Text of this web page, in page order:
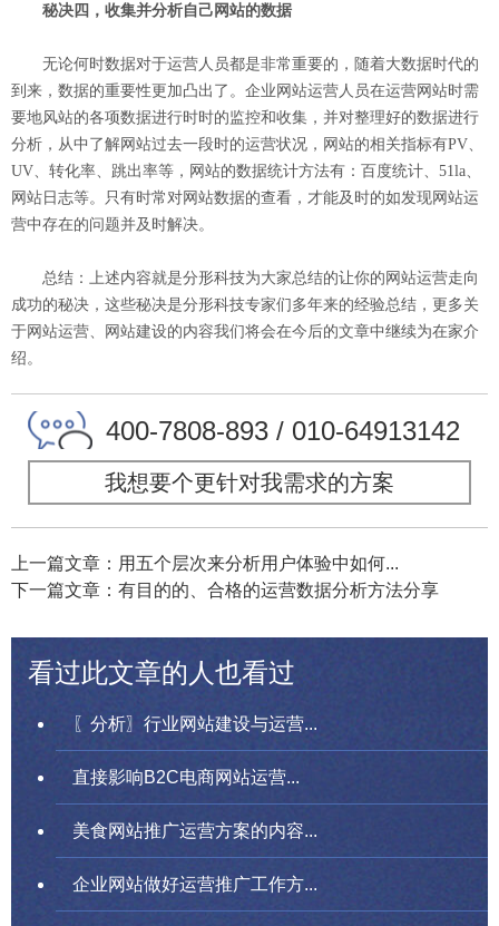
秘决四，收集并分析自己网站的数据
无论何时数据对于运营人员都是非常重要的，随着大数据时代的
到来，数据的重要性更加凸出了。企业网站运营人员在运营网站时需
要地风站的各项数据进行时时的监控和收集，并对整理好的数据进行
分析，从中了解网站过去一段时的运营状况，网站的相关指标有PV、
UV、转化率、跳出率等，网站的数据统计方法有：百度统计、51la、
网站日志等。只有时常对网站数据的查看，才能及时的如发现网站运
营中存在的问题并及时解决。
总结：上述内容就是分形科技为大家总结的让你的网站运营走向
成功的秘决，这些秘决是分形科技专家们多年来的经验总结，更多关
于网站运营、网站建设的内容我们将会在今后的文章中继续为在家介
绍。
400-7808-893 / 010-64913142
我想要个更针对我需求的方案
上一篇文章：用五个层次来分析用户体验中如何...
下一篇文章：有目的的、合格的运营数据分析方法分享
看过此文章的人也看过
〖分析〗行业网站建设与运营...
直接影响B2C电商网站运营...
美食网站推广运营方案的内容...
企业网站做好运营推广工作方...